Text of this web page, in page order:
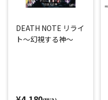
DEATH NOTE リライ
ト～幻視する神～